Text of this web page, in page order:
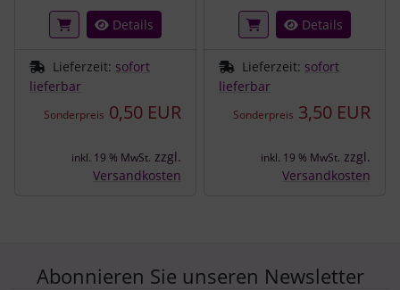
Details
Lieferzeit: sofort
lieferbar
Sonderpreis 0,50 EUR
inkl. 19 % MwSt. zzgl.
Versandkosten
Details
Lieferzeit: sofort
lieferbar
Sonderpreis 3,50 EUR
inkl. 19 % MwSt. zzgl.
Versandkosten
Abonnieren Sie unseren Newsletter